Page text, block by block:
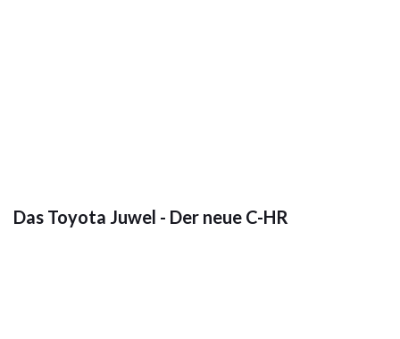
Das Toyota Juwel - Der neue C-HR